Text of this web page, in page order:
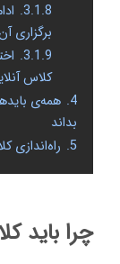
3.1.8.
برگزاری
3.1.9.
کلاس
4. همه‌ی
بداند
5. راه‌اندازی
چرا باید